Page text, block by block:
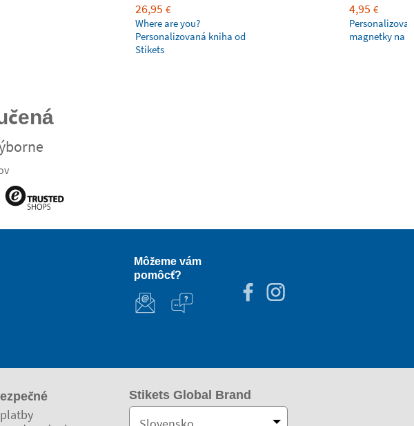
26,95 €
Where are you?
Personalizovaná kniha od
Stikets
4,95 €
magnetky na
Môžeme vám
pomôcť?
Stikets Global Brand